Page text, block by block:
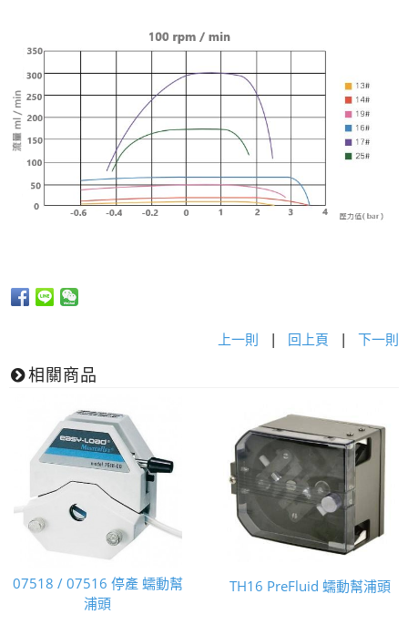
上一則 | 回上頁 | 下一則
相關商品
07518 / 07516 停產 蠕動幫
浦頭
TH16 PreFluid 蠕動幫浦頭